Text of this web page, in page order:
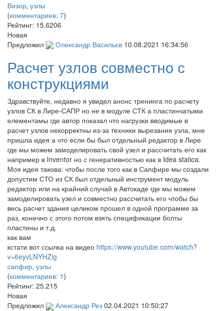
Визор, узлы
(комментариев: 7)
Рейтинг: 15.6206
Новая
Предложил
Олександр Васильєв 10.08.2021 16:34:56
Расчет узлов совместно с
конструкциями
Здравствуйте, недавно я увидел анонс тренинга по расчету
узлов СК в Лире-САПР но не в модуле СТК а пластинчатыми
елементамы где автор показал что нагрузки вводимые в
расчет узлов некорректны из-за техники вырезания узла, мне
пришла идея а что если бы был отдельный редактор в Лире
где мы можем замоделировать свой узел и рассчитать его как
например в Inventor но с генеративностью как в Idea statica.
Моя идея такова: чтобы после того как в Сапфире мы создали
допустим СТО из СК был отдельный инструмент модуль
редактор или на крайний случай в Автокаде где мы можем
замоделировать узел и совместно рассчитать его чтобы бы
весь расчет здания целиком прошел в одной программе за
раз, конечно с этого потом взять спецификации болты
пластины и т.д.
как вам
кстати вот ссылка на видео https://www.youtube.com/watch?
v=6eyvLNYHZig
сапфир, узлы
(комментариев: 1)
Рейтинг: 25.215
Новая
Предложил
Александр Рез 02.04.2021 10:50:27